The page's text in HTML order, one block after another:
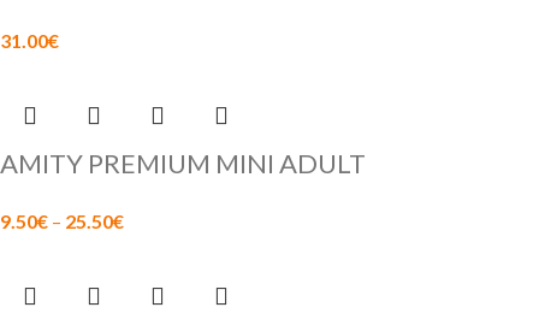
31.00€
AMITY PREMIUM MINI ADULT
9.50€ – 25.50€